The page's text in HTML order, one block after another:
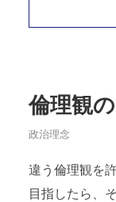
倫理観
政治理念
違う倫理観を
目指したら、